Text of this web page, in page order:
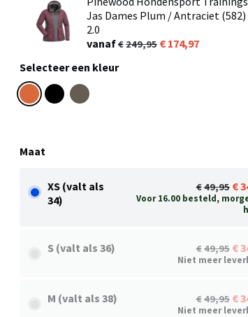
Jas Dames Plum / Antraciet (582)
2.0
vanaf
249,95
174,97
Selecteer een kleur
Maat
XS (valt als
34)
49,95
Voor 16.00 besteld,
S (valt als 36) 49,95
Niet meer
M (valt als 38) 49,95
Niet meer